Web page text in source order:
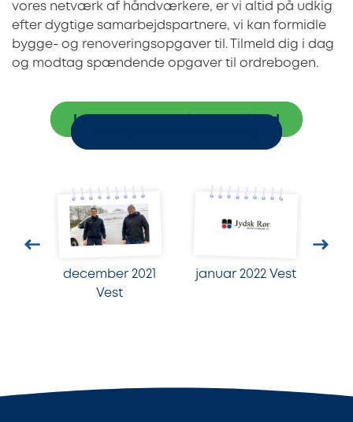
vores netværk af håndværkere, er vi altid på udkig
efter dygtige samarbejdspartnere, vi kan formidle
bygge- og renoveringsopgaver til. Tilmeld dig i dag
og modtag spændende opgaver til ordrebogen.
Indhent tre uforpligtende tilbud
december 2021
Vest
januar 2022 Vest